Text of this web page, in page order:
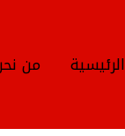
الرئيسية من